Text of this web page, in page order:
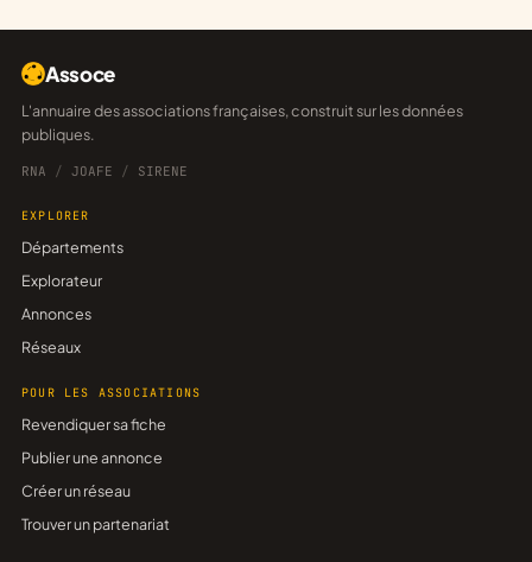
Assoce
L'annuaire des associations françaises, construit sur les données
publiques.
RNA / JOAFE / SIRENE
EXPLORER
Départements
Explorateur
Annonces
Réseaux
POUR LES ASSOCIATIONS
Revendiquer sa fiche
Publier une annonce
Créer un réseau
Trouver un partenariat